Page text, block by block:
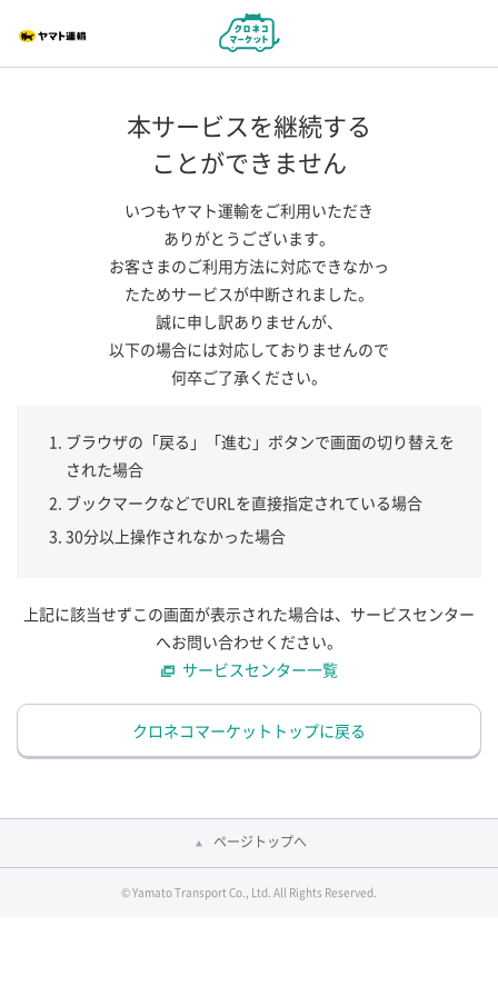
本サービスを継続する
ことができません
いつもヤマト運輸をご利用いただき
ありがとうございます。
お客さまのご利用方法に対応できなかっ
たためサービスが中断されました。
誠に申し訳ありませんが、
以下の場合には対応しておりませんので
何卒ご了承ください。
ブラウザの「戻る」「進む」ボタンで画面の切り替えを
された場合
ブックマークなどでURLを直接指定されている場合
30分以上操作されなかった場合
上記に該当せずこの画面が表示された場合は、サービスセンター
へお問い合わせください。
サービスセンター一覧
クロネコマーケットトップに戻る
ページトップへ
© Yamato Transport Co., Ltd. All Rights Reserved.